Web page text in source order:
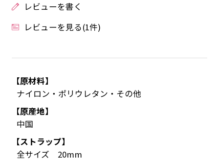
レビューを書く
レビューを見る(1件)
【原材料】
ナイロン・ポリウレタン・その他
【原産地】
中国
【ストラップ】
全サイズ 20mm